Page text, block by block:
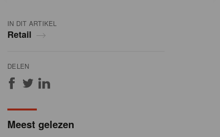
IN DIT ARTIKEL
Retail
DELEN
Meest gelezen